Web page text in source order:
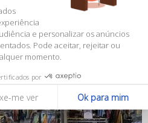
e personalizar os anúncios
Pode aceitar, rejeitar ou
momento.
por
me ver Ok para mim